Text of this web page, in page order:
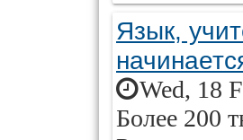
Язык,
Wed, 18
Более 200